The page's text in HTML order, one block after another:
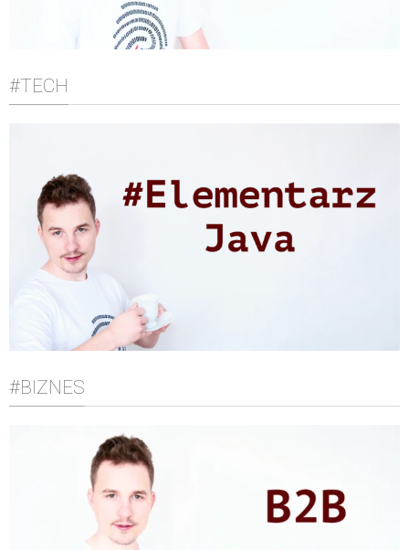
#TECH
#BIZNES